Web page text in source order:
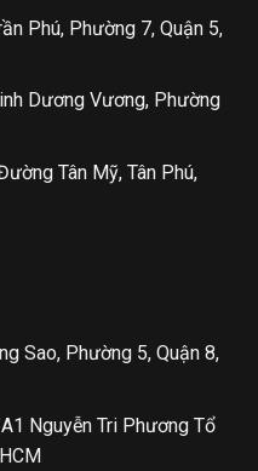
Phú, Phường 7, Quận 5,
Dương Vương, Phường
Tân Mỹ, Tân Phú,
Sao, Phường 5, Quận 8,
Nguyễn Tri Phương Tổ